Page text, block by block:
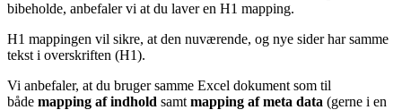
bibeholde, anbefaler vi at du laver en H1 mapping.
H1 mappingen vil sikre, at den nuværende, og nye sider har samme
tekst i overskriften (H1).
Vi anbefaler, at du bruger samme Excel dokument som til
både mapping af indhold samtmapping af meta data (gerne i en